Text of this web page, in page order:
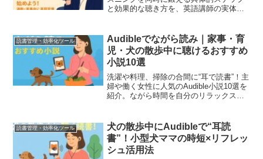
と効果的な聴き方を、英語講師の実体験
読書管理・効率化ツール
Audibleでながら読み｜家事・育
児・犬の散歩中に聴けるおすすめ
小説10選
洗濯や料理、掃除の合間に“耳で読書”！主
婦や働く女性に人気のAudible小説10選を
紹介。ながら時間を自分のリラックスタ
読書管理・効率化ツール
犬の散歩中にAudibleで“耳読
書”！小型犬ママの時短×リフレッ
シュ活用法